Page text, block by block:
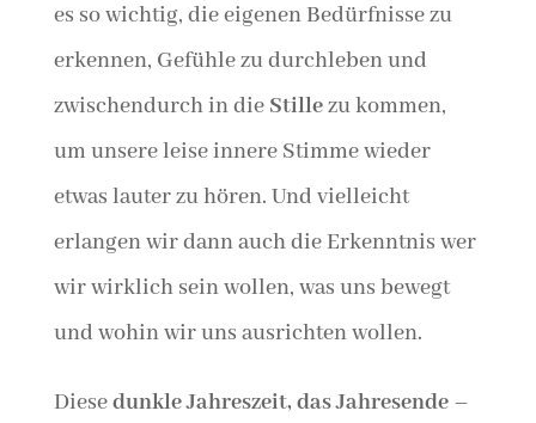
es so wichtig, die eigenen Bedürfnisse zu
erkennen, Gefühle zu durchleben und
zwischendurch in die Stillezu kommen,
um unsere leise innere Stimme wieder
etwas lauter zu hören. Und vielleicht
erlangen wir dann auch die Erkenntnis wer
wir wirklich sein wollen, was uns bewegt
und wohin wir uns ausrichten wollen.
Diesedunkle Jahreszeit, das Jahresende –